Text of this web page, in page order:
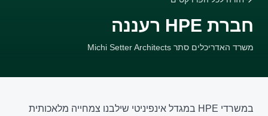
חברת HPE רעננה
משרד האדריכלים סתר Michi Setter Architects
במשרדי HPE במגדל אינפיניטי שילבנו צמחייה מלאכותית